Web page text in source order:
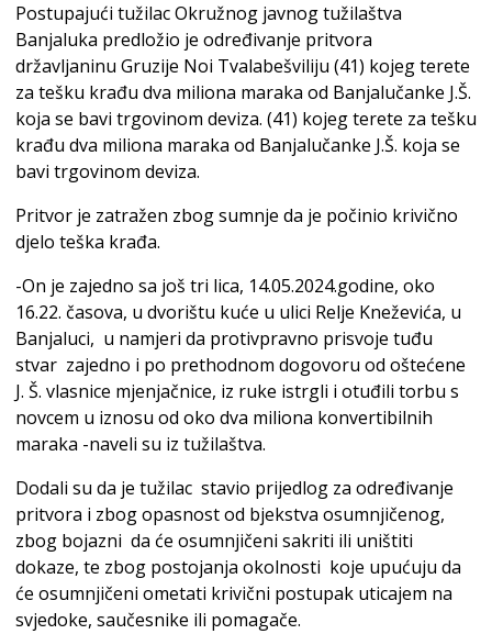
Postupajući tužilac Okružnog javnog tužilaštva
Banjaluka predložio je određivanje pritvora
državljaninu Gruzije Noi Tvalabešviliju (41) kojeg terete
za tešku krađu dva miliona maraka od Banjalučanke J.Š.
koja se bavi trgovinom deviza. (41) kojeg terete za tešku
krađu dva miliona maraka od Banjalučanke J.Š. koja se
bavi trgovinom deviza.
Pritvor je zatražen zbog sumnje da je počinio krivično
djelo teška krađa.
-On je zajedno sa još tri lica, 14.05.2024.godine, oko
16.22. časova, u dvorištu kuće u ulici Relje Kneževića, u
Banjaluci, u namjeri da protivpravno prisvoje tuđu
stvar zajedno i po prethodnom dogovoru od oštećene
J. Š. vlasnice mjenjačnice, iz ruke istrgli i otuđili torbu s
novcem u iznosu od oko dva miliona konvertibilnih
maraka -naveli su iz tužilaštva.
Dodali su da je tužilac stavio prijedlog za određivanje
pritvora i zbog opasnost od bjekstva osumnjičenog,
zbog bojazni da će osumnjičeni sakriti ili uništiti
dokaze, te zbog postojanja okolnosti koje upućuju da
će osumnjičeni ometati krivični postupak uticajem na
svjedoke, saučesnike ili pomagače.